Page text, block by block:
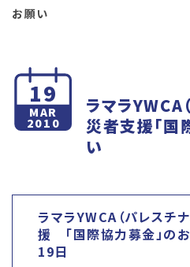
お願い
19
MAR
2010
ラマラYWCA
災者支援「国
い
ラマラYWCA（パレスチ
援 「国際協力募金」の
19日